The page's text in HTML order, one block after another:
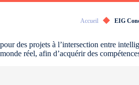
Accueil EIG
pour des projets à l’intersection entre
monde réel, afin d’acquérir des